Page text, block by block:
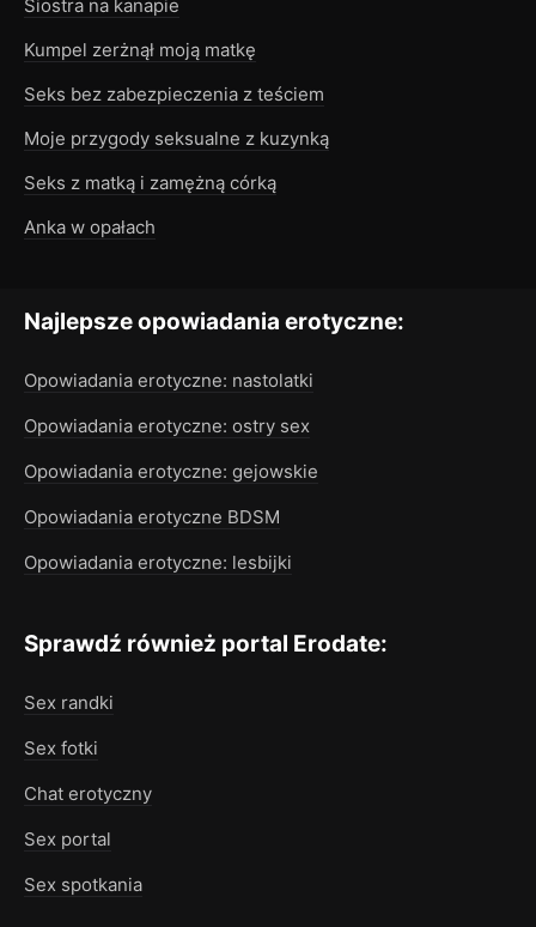
Siostra na kanapie
Kumpel zerżnął moją matkę
Seks bez zabezpieczenia z teściem
Moje przygody seksualne z kuzynką
Seks z matką i zamężną córką
Anka w opałach
Najlepsze opowiadania erotyczne:
Opowiadania erotyczne: nastolatki
Opowiadania erotyczne: ostry sex
Opowiadania erotyczne: gejowskie
Opowiadania erotyczne BDSM
Opowiadania erotyczne: lesbijki
Sprawdź również portal Erodate:
Sex randki
Sex fotki
Chat erotyczny
Sex portal
Sex spotkania